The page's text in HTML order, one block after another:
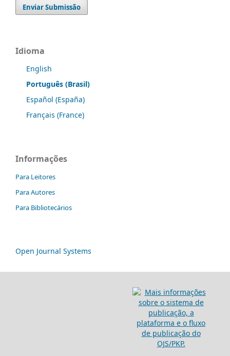
Enviar Submissão
Idioma
English
Português (Brasil)
Español (España)
Français (France)
Informações
Para Leitores
Para Autores
Para Bibliotecários
Open Journal Systems